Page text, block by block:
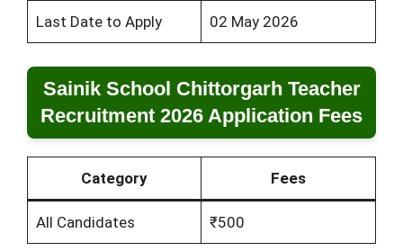
Last Date to Apply 02 May 2026
Sainik School Chittorgarh Teacher
Recruitment 2026 Application Fees
Category Fees
All Candidates ₹500